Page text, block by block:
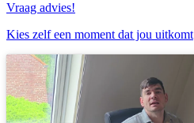
Vraag advies!
Kies zelf een moment dat jou uitkomt